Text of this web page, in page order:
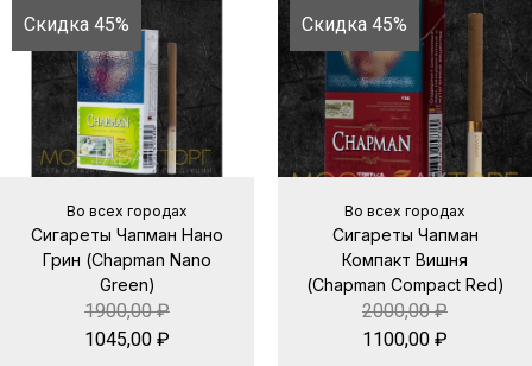
Скидка 45%
Во всех городах
Сигареты Чапман Нано
Грин (Chapman Nano
Green)
1900,00₽
1045,00 ₽
Скидка 45%
Во всех городах
Сигареты Чапман
Компакт Вишня
(Chapman Compact Red)
2000,00₽
1100,00 ₽